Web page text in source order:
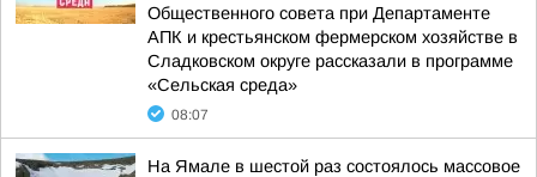
Общественного совета при Департаменте
АПК и крестьянском фермерском хозяйстве в
Сладковском округе рассказали в программе
«Сельская среда»
08:07
На Ямале в шестой раз состоялось массовое